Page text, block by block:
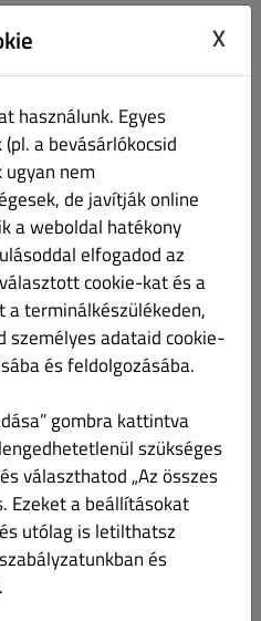
Kuponok
Chef Ajánlata Levesek nagyadag
/ 1, 3, 9 Ft 3,250.00
and vegetable
Ft 3,990.00
X
használunk. Egyes
a bevásárlókocsid
ugyan nem
de javítják online
a weboldal hatékony
elfogadod az
cookie-kat és a
terminálkészülékeden,
személyes adataid cookie-
és feldolgozásába.
gombra kattintva
szükséges
választhatod „Az összes
Ezeket a beállításokat
utólag is letilthatsz
és